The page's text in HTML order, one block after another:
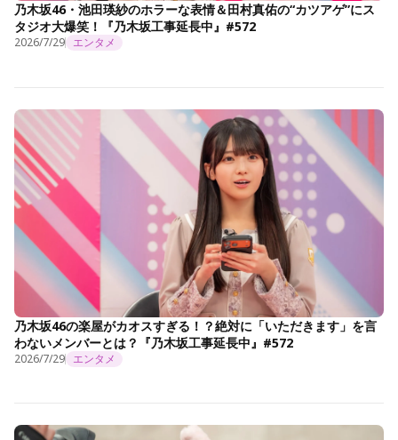
乃木坂46・池田瑛紗のホラーな表情＆田村真佑の“カツアゲ”にス
タジオ大爆笑！『乃木坂工事延長中』#572
2026/7/29 エンタメ
乃木坂46の楽屋がカオスすぎる！？絶対に「いただきます」を言
わないメンバーとは？『乃木坂工事延長中』#572
2026/7/29 エンタメ